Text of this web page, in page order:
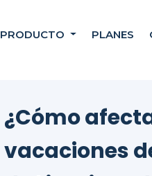
PRODUCTO PLANES
¿Cómo
vacaciones